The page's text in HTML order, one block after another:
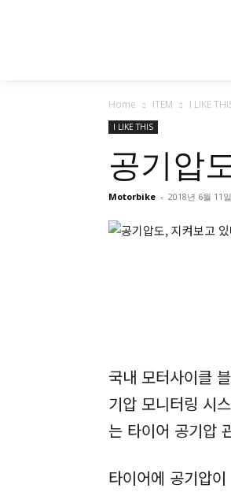
Home ITEM I LIKE
I LIKE THIS
공기압
Motorbike - 2018년 6월 11일
국내 모터사이클
기압 모니터링 시
는 타이어 공기압
타이어에 공기압